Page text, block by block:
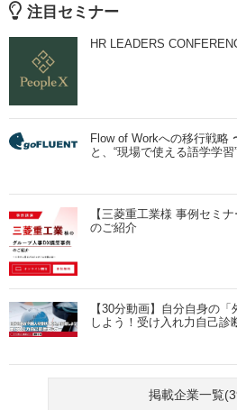
注目セミナー
HR LEADERS
Flow of Workへの移行戦略
と、“現場で使える語学学習
【三菱重工業様 事例セミ
のご紹介
【30分動画】自分自身の
しよう！受け入れ力自己診
掲載企業一覧